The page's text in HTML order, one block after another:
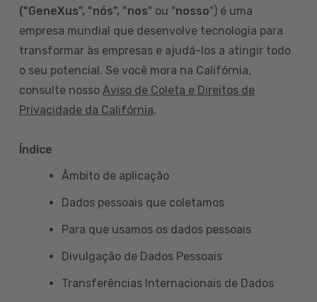
("GeneXus", "nós", "nos" ou "nosso") é uma
empresa mundial que desenvolve tecnologia para
transformar às empresas e ajudá-los a atingir todo
o seu potencial. Se você mora na Califórnia,
consulte nosso Aviso de Coleta e Direitos de
Privacidade da Califórnia.
Índice
Âmbito de aplicação
Dados pessoais que coletamos
Para que usamos os dados pessoais
Divulgação de Dados Pessoais
Transferências Internacionais de Dados